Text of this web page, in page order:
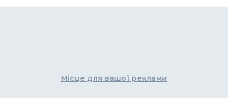
Місце для вашої реклами